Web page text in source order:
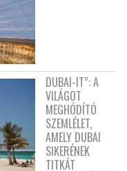
DUBAI-IT”: A
VILÁGOT
MEGHÓDÍTÓ
SZEMLÉLET,
AMELY DUBAI
SIKERÉNEK
TITKÁT